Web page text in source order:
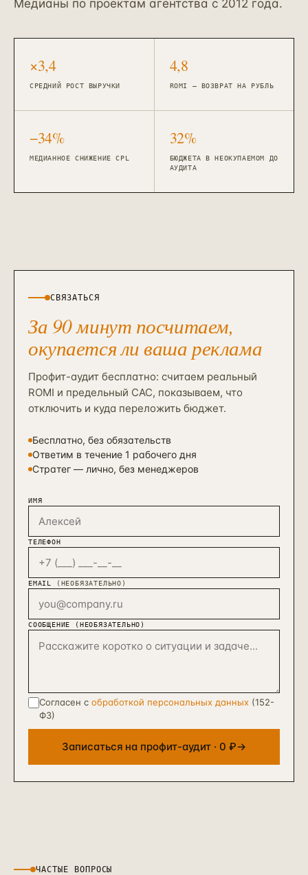
Медианы по проектам агентства с 2012 года.
×3,4
СРЕДНИЙ РОСТ ВЫРУЧКИ
4,8
ROMI — ВОЗВРАТ НА РУБЛЬ
−34%
МЕДИАННОЕ СНИЖЕНИЕ CPL
32%
БЮДЖЕТА В НЕОКУПАЕМОМ ДО
АУДИТА
СВЯЗАТЬСЯ
За 90 минут посчитаем,
окупается ли ваша реклама
Профит-аудит бесплатно: считаем реальный
ROMI и предельный CAC, показываем, что
отключить и куда переложить бюджет.
Бесплатно, без обязательств
Ответим в течение 1 рабочего дня
Стратег — лично, без менеджеров
ИМЯ
ТЕЛЕФОН
EMAIL (НЕОБЯЗАТЕЛЬНО)
СООБЩЕНИЕ (НЕОБЯЗАТЕЛЬНО)
Согласен с обработкой персональных данных (152-
ФЗ)
Записаться на профит-аудит · 0 ₽→
ЧАСТЫЕ ВОПРОСЫ